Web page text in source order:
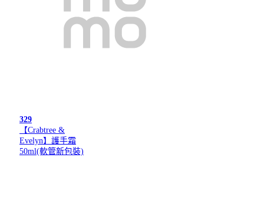
329
【Crabtree &
Evelyn】護手霜
50ml(軟管新包裝)